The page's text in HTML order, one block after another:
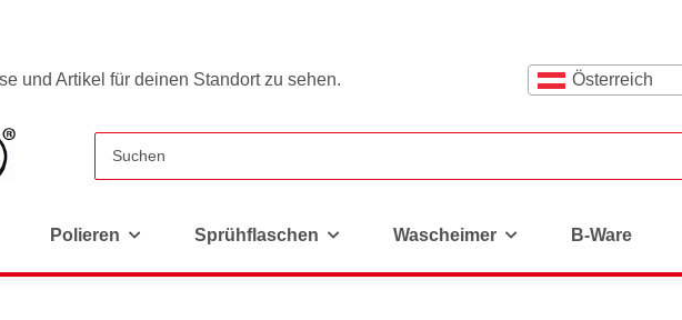
und Artikel für deinen Standort zu sehen. Österreich
Polieren Sprühflaschen Wascheimer B-Ware